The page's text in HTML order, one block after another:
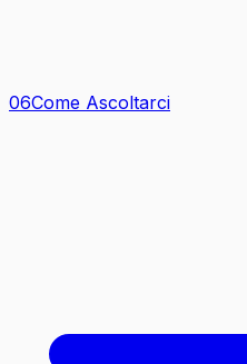
06Come Ascoltarci